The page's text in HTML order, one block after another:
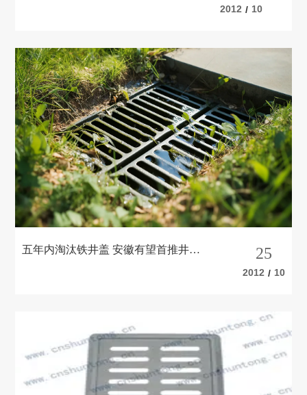
2012 / 10
五年内淘汰铁井盖 安徽有望首推井盖
25
2012 / 10